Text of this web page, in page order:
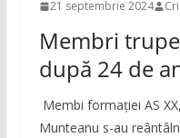
21 septembrie 2024
Membri
după 24 de
Membi formaţiei AS
Munteanu s-au